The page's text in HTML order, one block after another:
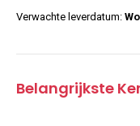
Verwachte leverdatum:
Belangrijkste